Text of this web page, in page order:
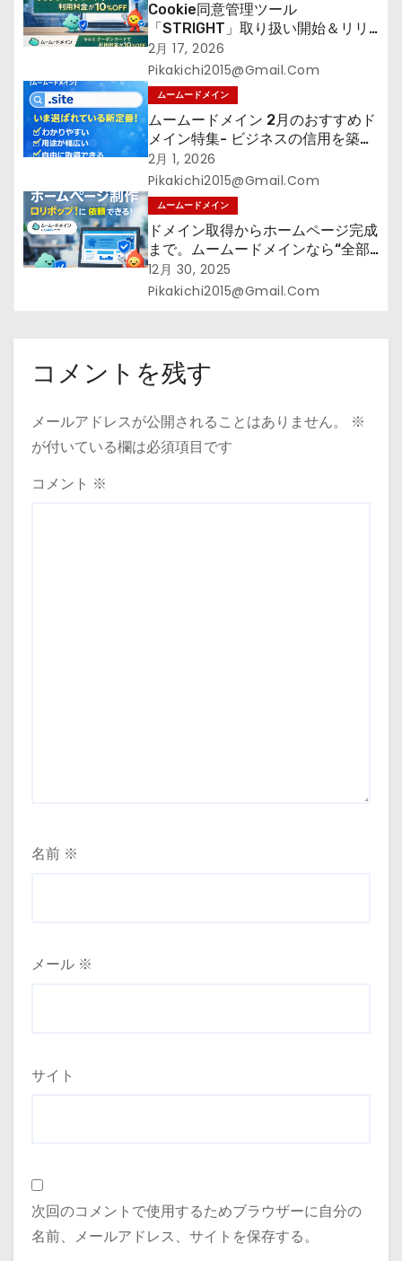
Cookie同意管理ツール
「STRIGHT」取り扱い開始＆リリ
ース記念キャンペーン【ムームード
メイン】
2月 17, 2026
Pikakichi2015@gmail.com
ムームードメイン
ムームードメイン 2月のおすすめド
メイン特集- ビジネスの信用を築く
――そのすべての起点となるのが独
自ドメイン
2月 1, 2026
Pikakichi2015@gmail.com
ムームードメイン
ドメイン取得からホームページ完成
まで。ムームードメインなら“全部
まとめて”安心スタート
12月 30, 2025
Pikakichi2015@gmail.com
コメントを残す
メールアドレスが公開されることはありません。
※
が付いている欄は必須項目です
コメント ※
名前 ※
メール ※
サイト
次回のコメントで使用するためブラウザーに自分の
名前、メールアドレス、サイトを保存する。